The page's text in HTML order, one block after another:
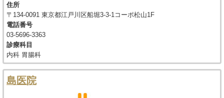
住所
〒134-0091 東京都江戸川区船堀3-3-1コーポ松山1F
電話番号
03-5696-3363
診療科目
内科 胃腸科
島医院